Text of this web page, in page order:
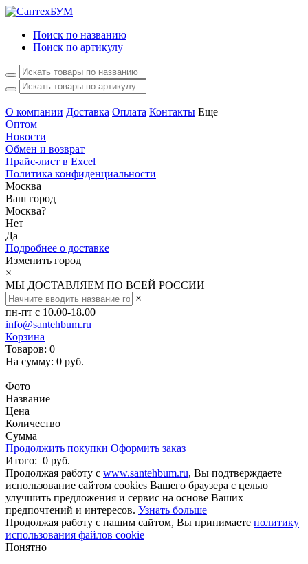
Поиск по названию
Поиск по артикулу
О компании Доставка Оплата Контакты Еще
Оптом
Новости
Обмен и возврат
Прайс-лист в Excel
Политика конфиденциальности
Москва
Ваш город
Москва?
Нет
Да
Подробнее о доставке
Изменить город
×
МЫ ДОСТАВЛЯЕМ ПО ВСЕЙ РОССИИ
×
пн-пт с 10.00-18.00
info@santehbum.ru
Корзина
Товаров: 0
На сумму: 0 руб.
Фото
Название
Цена
Количество
Сумма
Продолжить покупки Оформить заказ
Итого: 0 руб.
Продолжая работу с www.santehbum.ru, Вы подтверждаете
использование сайтом cookies Вашего браузера с целью
улучшить предложения и сервис на основе Ваших
предпочтений и интересов. Узнать больше
Продолжая работу с нашим сайтом, Вы принимаете политику
использования файлов cookie
Понятно